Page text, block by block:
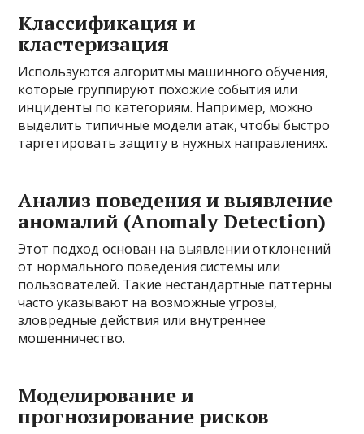
Классификация и
кластеризация
Используются алгоритмы машинного обучения,
которые группируют похожие события или
инциденты по категориям. Например, можно
выделить типичные модели атак, чтобы быстро
таргетировать защиту в нужных направлениях.
Анализ поведения и выявление
аномалий (Anomaly Detection)
Этот подход основан на выявлении отклонений
от нормального поведения системы или
пользователей. Такие нестандартные паттерны
часто указывают на возможные угрозы,
зловредные действия или внутреннее
мошенничество.
Моделирование и
прогнозирование рисков